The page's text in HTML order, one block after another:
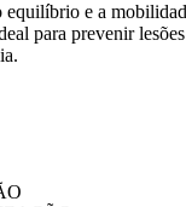
e a
para prevenir